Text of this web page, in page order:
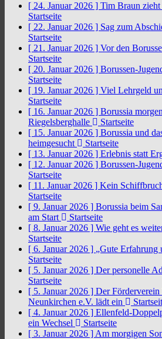
[ 24. Januar 2026 ] Tim Braun
Startseite
[ 22. Januar 2026 ] Sag zum
Startseite
[ 21. Januar 2026 ] Vor den
Startseite
[ 20. Januar 2026 ] Borussen-
Startseite
[ 19. Januar 2026 ] Viel Lehrgeld
Startseite
[ 16. Januar 2026 ] Borussia
Riegelsberghalle
Startseite
[ 15. Januar 2026 ] Borussia und
heimgesucht
Startseite
[ 13. Januar 2026 ] Erlebnis statt
[ 12. Januar 2026 ] Borussen-
Startseite
[ 11. Januar 2026 ] Kein
Startseite
[ 9. Januar 2026 ] Borussia beim
am Start
Startseite
[ 8. Januar 2026 ] Wie geht es
Startseite
[ 6. Januar 2026 ] „Gute Erfahrung
Startseite
[ 5. Januar 2026 ] Der personelle
Startseite
[ 5. Januar 2026 ] Der Förderverein
Neunkirchen e.V. lädt ein
[ 4. Januar 2026 ] Ellenfeld-
ein Wechsel
Startseite
[ 3. Januar 2026 ] Am morgigen